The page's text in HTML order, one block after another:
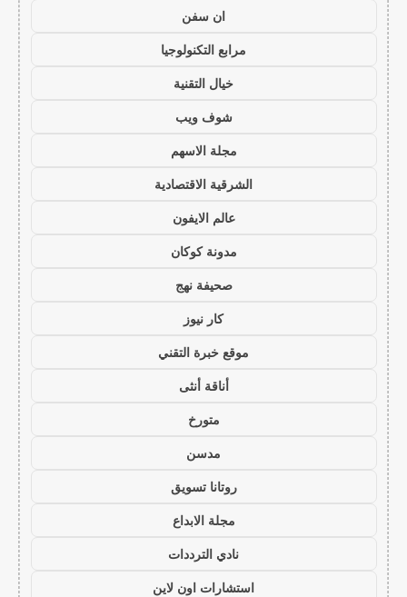
ان سفن
مرابع التكنولوجيا
خيال التقنية
شوف ويب
مجلة الاسهم
الشرقية الاقتصادية
عالم الايفون
مدونة كوكان
صحيفة نهج
كار نيوز
موقع خبرة التقني
أناقة أنثى
متورخ
مدسن
روتانا تسويق
مجلة الابداع
نادي الترددات
استشارات اون لاين